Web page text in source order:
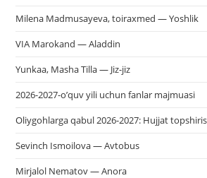
Milena Madmusayeva, toiraxmed — Yoshlik
VIA Marokand — Aladdin
Yunkaa, Masha Tilla — Jiz-jiz
2026-2027-o’quv yili uchun fanlar majmuasi
Oliygohlarga qabul 2026-2027: Hujjat
Sevinch Ismoilova — Avtobus
Mirjalol Nematov — Anora